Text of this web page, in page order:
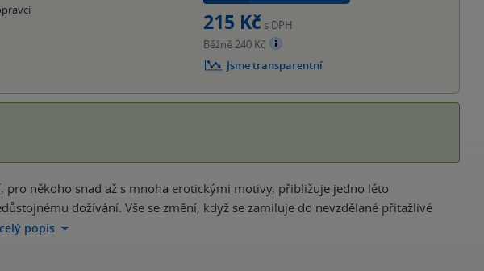
215 Kč s DPH
Běžně 240 Kč
Jsme transparentní
pro někoho snad až s mnoha erotickými motivy, přibližuje jedno léto
dožívání. Vše se změní, když se zamiluje do nevzdělané přitažlivé
popis